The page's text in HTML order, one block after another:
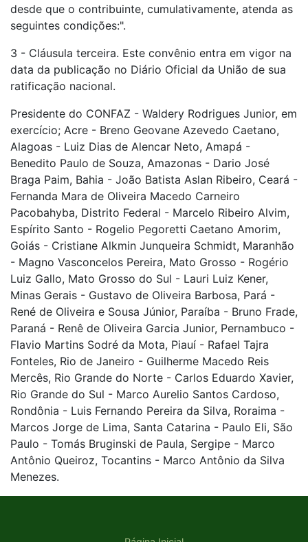
desde que o contribuinte, cumulativamente, atenda as
seguintes condições:".
3 - Cláusula terceira. Este convênio entra em vigor na
data da publicação no Diário Oficial da União de sua
ratificação nacional.
Presidente do CONFAZ - Waldery Rodrigues Junior, em
exercício; Acre - Breno Geovane Azevedo Caetano,
Alagoas - Luiz Dias de Alencar Neto, Amapá -
Benedito Paulo de Souza, Amazonas - Dario José
Braga Paim, Bahia - João Batista Aslan Ribeiro, Ceará -
Fernanda Mara de Oliveira Macedo Carneiro
Pacobahyba, Distrito Federal - Marcelo Ribeiro Alvim,
Espírito Santo - Rogelio Pegoretti Caetano Amorim,
Goiás - Cristiane Alkmin Junqueira Schmidt, Maranhão
- Magno Vasconcelos Pereira, Mato Grosso - Rogério
Luiz Gallo, Mato Grosso do Sul - Lauri Luiz Kener,
Minas Gerais - Gustavo de Oliveira Barbosa, Pará -
René de Oliveira e Sousa Júnior, Paraíba - Bruno Frade,
Paraná - Renê de Oliveira Garcia Junior, Pernambuco -
Flavio Martins Sodré da Mota, Piauí - Rafael Tajra
Fonteles, Rio de Janeiro - Guilherme Macedo Reis
Mercês, Rio Grande do Norte - Carlos Eduardo Xavier,
Rio Grande do Sul - Marco Aurelio Santos Cardoso,
Rondônia - Luis Fernando Pereira da Silva, Roraima -
Marcos Jorge de Lima, Santa Catarina - Paulo Eli, São
Paulo - Tomás Bruginski de Paula, Sergipe - Marco
Antônio Queiroz, Tocantins - Marco Antônio da Silva
Menezes.